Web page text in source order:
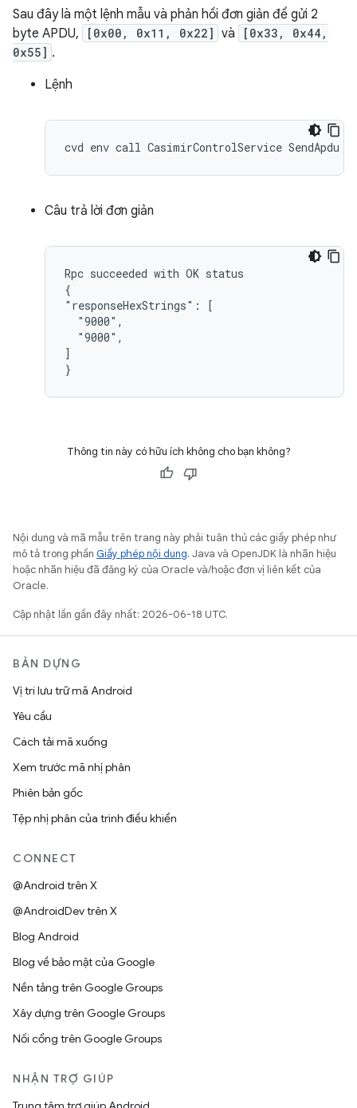
Sau đây là một lệnh mẫu và phản hồi đơn giản để gửi 2
byte APDU,
[0x00, 0x11, 0x22] và
[0x33, 0x44,
0x55] .
Lệnh
Câu trả lời đơn giản
Rpc succeeded with OK status
{
"responseHexStrings": [
  "9000",
  "9000",
]
Thông tin này có hữu ích không cho bạn không?
Nội dung và mã mẫu trên trang này phải tuân thủ các giấy phép như
mô tả trong phần Giấy phép nội dung. Java và OpenJDK là nhãn hiệu
hoặc nhãn hiệu đã đăng ký của Oracle và/hoặc đơn vị liên kết của
Oracle.
Cập nhật lần gần đây nhất: 2026-06-18 UTC.
BẢN DỰNG
Vị trí lưu trữ mã Android
Yêu cầu
Cách tải mã xuống
Xem trước mã nhị phân
Phiên bản gốc
Tệp nhị phân của trình điều khiển
CONNECT
@Android trên X
@AndroidDev trên X
Blog Android
Blog về bảo mật của Google
Nền tảng trên Google Groups
Xây dựng trên Google Groups
Nối cổng trên Google Groups
NHẬN TRỢ GIÚP